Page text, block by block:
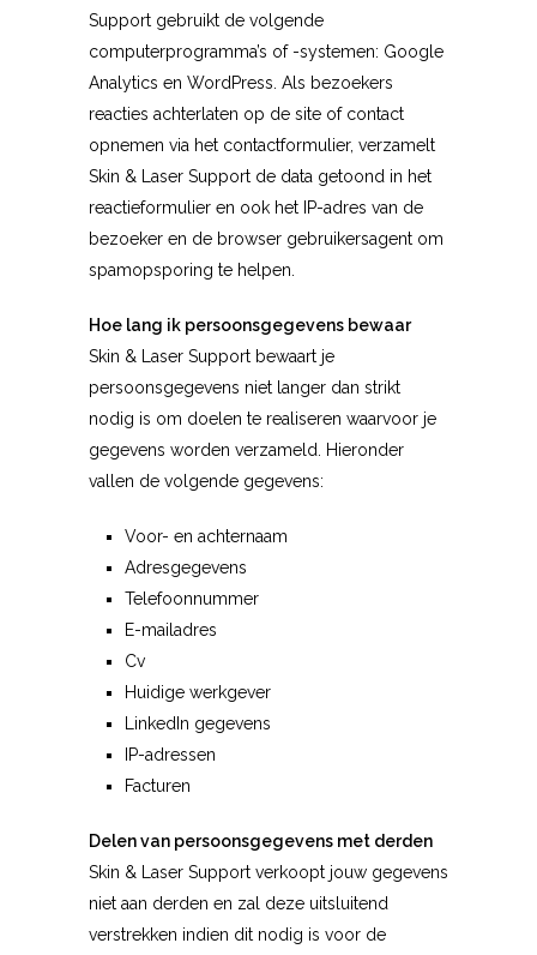
Support gebruikt de volgende
computerprogramma’s of -systemen: Google
Analytics en WordPress. Als bezoekers
reacties achterlaten op de site of contact
opnemen via het contactformulier, verzamelt
Skin & Laser Support de data getoond in het
reactieformulier en ook het IP-adres van de
bezoeker en de browser gebruikersagent om
spamopsporing te helpen.
Hoe lang ik persoonsgegevens bewaar
Skin & Laser Support bewaart je
persoonsgegevens niet langer dan strikt
nodig is om doelen te realiseren waarvoor je
gegevens worden verzameld. Hieronder
vallen de volgende gegevens:
Voor- en achternaam
Adresgegevens
Telefoonnummer
E-mailadres
Cv
Huidige werkgever
LinkedIn gegevens
IP-adressen
Facturen
Delen van persoonsgegevens met derden
Skin & Laser Support verkoopt jouw gegevens
niet aan derden en zal deze uitsluitend
verstrekken indien dit nodig is voor de